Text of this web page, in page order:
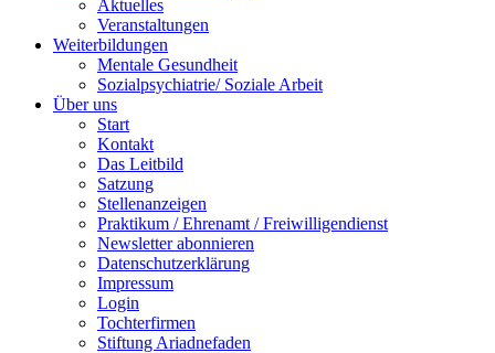
Aktuelles
Veranstaltungen
Weiterbildungen
Mentale Gesundheit
Sozialpsychiatrie/ Soziale Arbeit
Über uns
Start
Kontakt
Das Leitbild
Satzung
Stellenanzeigen
Praktikum / Ehrenamt / Freiwilligendienst
Newsletter abonnieren
Datenschutzerklärung
Impressum
Login
Tochterfirmen
Stiftung Ariadnefaden